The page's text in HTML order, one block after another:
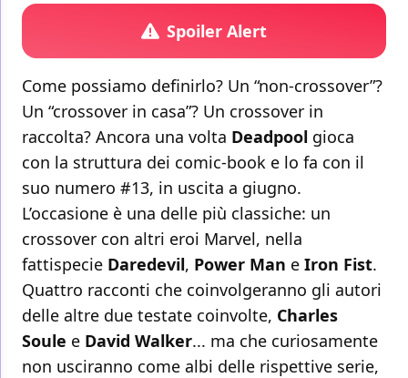
Spoiler Alert
Come possiamo definirlo? Un “non-crossover”?
Un “crossover in casa”? Un crossover in
raccolta? Ancora una volta Deadpool gioca
con la struttura dei comic-book e lo fa con il
suo numero #13, in uscita a giugno.
L’occasione è una delle più classiche: un
crossover con altri eroi Marvel, nella
fattispecie Daredevil, Power Man e Iron Fist.
Quattro racconti che coinvolgeranno gli autori
delle altre due testate coinvolte, Charles
Soule e David Walker... ma che curiosamente
non usciranno come albi delle rispettive serie,